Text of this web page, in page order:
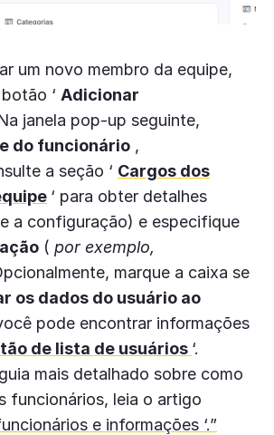
um novo membro da equipe,
‘ Adicionar
Na janela pop-up seguinte,
do funcionário ,
a seção ‘ Cargos dos
‘ para obter detalhes
a configuração) e especifique
( por exemplo,
marque a caixa se
os dados do usuário ao
pode encontrar informações
de lista de usuários ‘.
mais detalhado sobre como
funcionários, leia o artigo
e informações ‘.”